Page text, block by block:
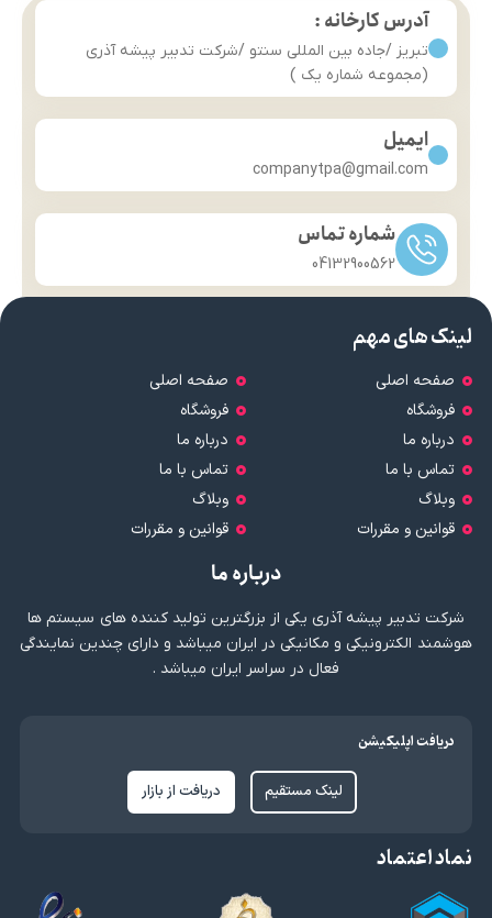
آدرس کارخانه :
تبریز /جاده بین المللی سنتو /شرکت تدبیر پیشه آذری
(مجموعه شماره یک )
ایمیل
companytpa@gmail.com
شماره تماس
04132900562
لینک های مهم
صفحه اصلی
فروشگاه
درباره ما
تماس با ما
وبلاگ
قوانین و مقررات
صفحه اصلی
فروشگاه
درباره ما
تماس با ما
وبلاگ
قوانین و مقررات
درباره ما
شرکت تدبیر پیشه آذری یکی از بزرگترین تولید کننده های سیستم ها
هوشمند الکترونیکی و مکانیکی در ایران میباشد و دارای چندین نمایندگی
فعال در سراسر ایران میباشد .
دریافت اپلیکیشن
لینک مستقیم دریافت از بازار
نماد اعتماد